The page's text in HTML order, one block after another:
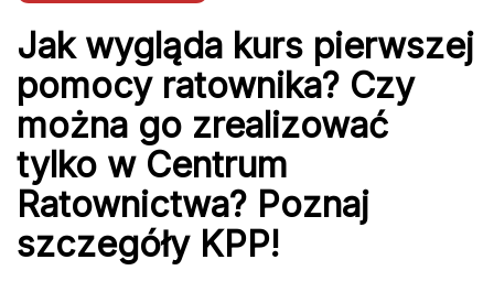
Jak wygląda kurs pierwszej
pomocy ratownika? Czy
można go zrealizować
tylko w Centrum
Ratownictwa? Poznaj
szczegóły KPP!